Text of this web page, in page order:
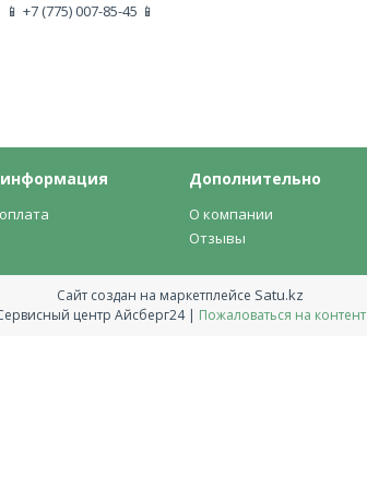
📱 +7 (775) 007-85-45 📱
Дополнительно
О компании
Отзывы
Сайт создан на маркетплейсе Satu.kz
Сервисный центр Айсберг24 | Пожаловаться на контент